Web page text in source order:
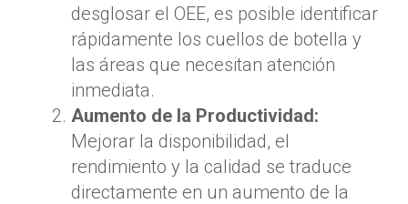
desglosar el OEE, es posible identificar
rápidamente los cuellos de botella y
las áreas que necesitan atención
inmediata.
Aumento de la Productividad:
Mejorar la disponibilidad, el
rendimiento y la calidad se traduce
directamente en un aumento de la